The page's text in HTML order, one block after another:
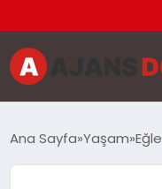
EĞITIM
Ana Sayfa Yaşam